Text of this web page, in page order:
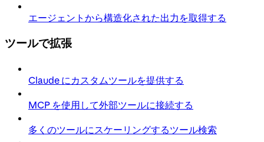
エージェントから構造化された出力を取得する
ツールで拡張
Claude にカスタムツールを提供する
MCP を使用して外部ツールに接続する
多くのツールにスケーリングするツール検索